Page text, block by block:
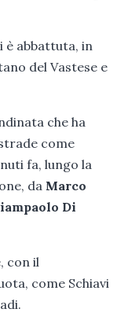
è abbattuta, in
del Vastese e
che ha
come
fa, lungo la
da Marco
Di
con il
come Schiavi